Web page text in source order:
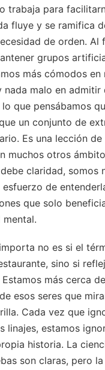
trabaja para
fluye y se ramifica
de orden. Al
grupos
más cómodos en
nada malo en admitir
que pensábamos
un conjunto de
Es una lección
muchos otros
claridad, somos
de
que solo
no es si el
sino si
más cerca
esos seres que
Cada vez que
linajes, estamos
historia. La
son claras, pero